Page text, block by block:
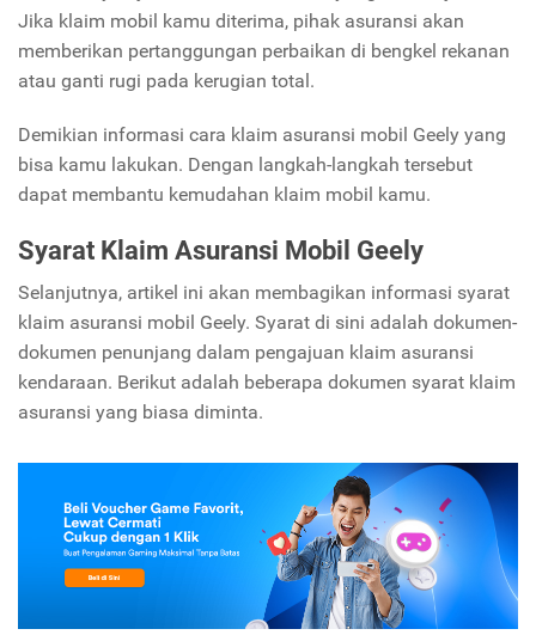
Jika klaim mobil kamu diterima, pihak asuransi akan
memberikan pertanggungan perbaikan di bengkel rekanan
atau ganti rugi pada kerugian total.
Demikian informasi cara klaim asuransi mobil Geely yang
bisa kamu lakukan. Dengan langkah-langkah tersebut
dapat membantu kemudahan klaim mobil kamu.
Syarat Klaim Asuransi Mobil Geely
Selanjutnya, artikel ini akan membagikan informasi syarat
klaim asuransi mobil Geely. Syarat di sini adalah dokumen-
dokumen penunjang dalam pengajuan klaim asuransi
kendaraan. Berikut adalah beberapa dokumen syarat klaim
asuransi yang biasa diminta.